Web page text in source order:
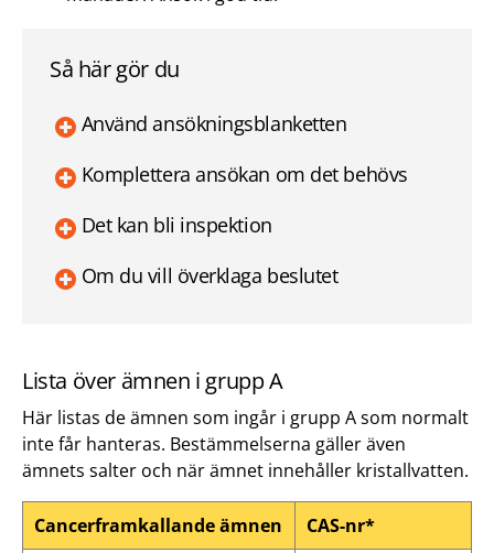
Så här gör du
Använd ansökningsblanketten
Komplettera ansökan om det behövs
Det kan bli inspektion
Om du vill överklaga beslutet
Lista över ämnen i grupp A
Här listas de ämnen som ingår i grupp A som normalt
inte får hanteras. Bestämmelserna gäller även
ämnets salter och när ämnet innehåller kristallvatten.
Cancerframkallande ämnen
CAS-nr*